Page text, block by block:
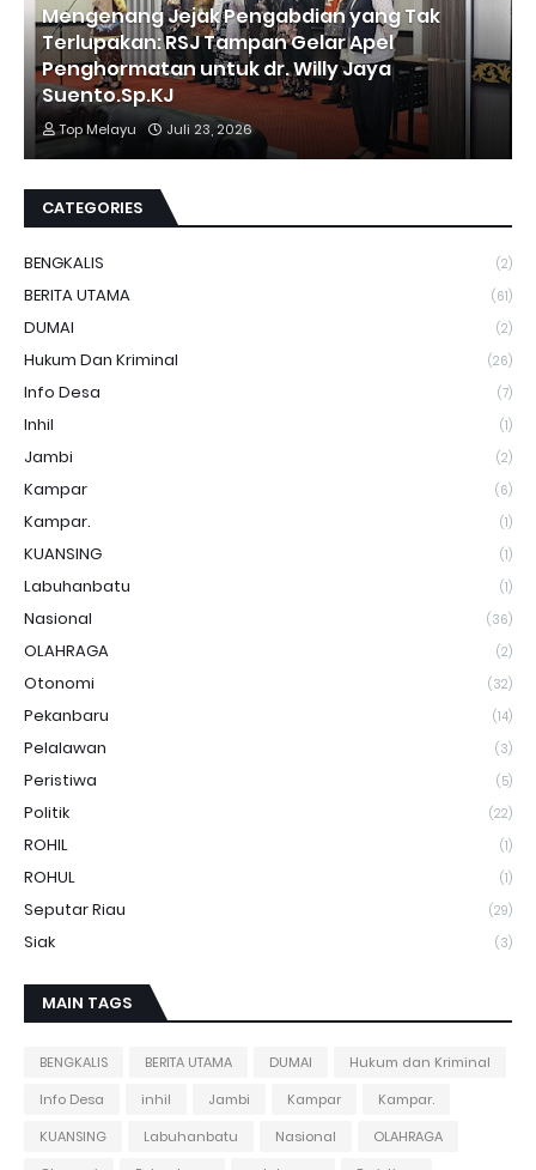
Mengenang Jejak Pengabdian yang Tak
Terlupakan: RSJ Tampan Gelar Apel
Penghormatan untuk dr. Willy Jaya
Suento.Sp.KJ
Top Melayu Juli 23, 2026
CATEGORIES
BENGKALIS (2)
BERITA UTAMA (61)
DUMAI (2)
Hukum Dan Kriminal (26)
Info Desa (7)
Inhil (1)
Jambi (2)
Kampar (6)
Kampar. (1)
KUANSING (1)
Labuhanbatu (1)
Nasional (36)
OLAHRAGA (2)
Otonomi (32)
Pekanbaru (14)
Pelalawan (3)
Peristiwa (5)
Politik (22)
ROHIL (1)
ROHUL (1)
Seputar Riau (29)
Siak (3)
MAIN TAGS
BENGKALIS BERITA UTAMA DUMAI
Hukum dan Kriminal
Info Desa
inhil Jambi Kampar
Kampar.
KUANSING
Labuhanbatu Nasional
OLAHRAGA